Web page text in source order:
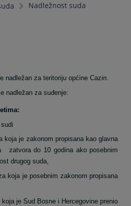
Nadležnost suda
nadležan za teritoriju općine Cazin.
nadležan za suđenje:
koja je zakonom propisana kao glavna
zatvora do 10 godina ako posebnim
drugog suda,
koja je posebnim zakonom propisana
je Sud Bosne i Hercegovine prenio